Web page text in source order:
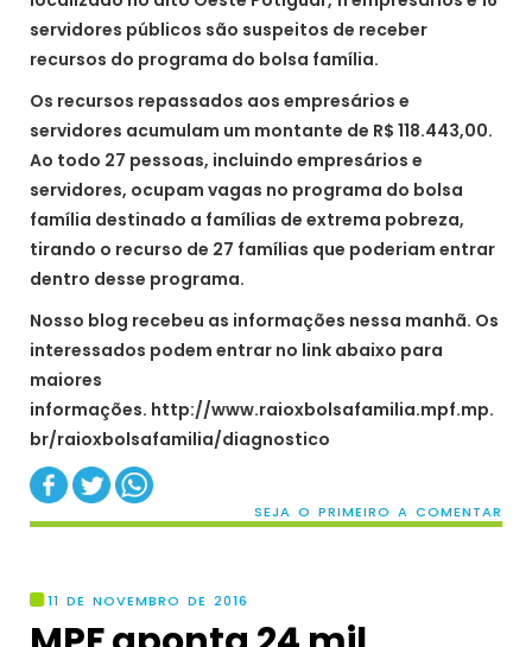
servidores públicos são suspeitos de receber
recursos do programa do bolsa família.
Os recursos repassados aos empresários e
servidores acumulam um montante de R$ 118.443,00.
Ao todo 27 pessoas, incluindo empresários e
servidores, ocupam vagas no programa do bolsa
família destinado a famílias de extrema pobreza,
tirando o recurso de 27 famílias que poderiam entrar
dentro desse programa.
Nosso blog recebeu as informações nessa manhã. Os
interessados podem entrar no link abaixo para
maiores
informações. http://www.raioxbolsafamilia.mpf.mp.
br/raioxbolsafamilia/diagnostico
SEJA O PRIMEIRO A COMENTAR
11 DE NOVEMBRO DE 2016